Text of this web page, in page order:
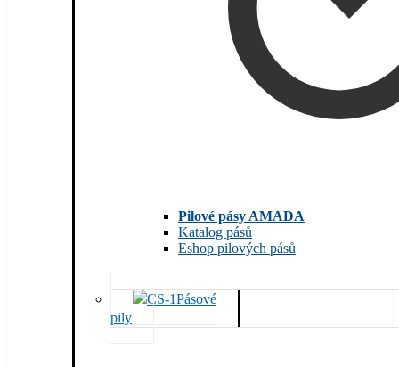
Pilové pásy AMADA
Katalog pásů
Eshop pilových pásů
Pásové
pily